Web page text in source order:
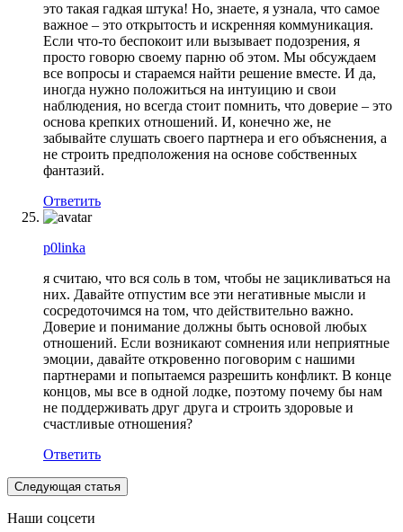
это такая гадкая штука! Но, знаете, я узнала, что самое
важное – это открытость и искренняя коммуникация.
Если что-то беспокоит или вызывает подозрения, я
просто говорю своему парню об этом. Мы обсуждаем
все вопросы и стараемся найти решение вместе. И да,
иногда нужно положиться на интуицию и свои
наблюдения, но всегда стоит помнить, что доверие – это
основа крепких отношений. И, конечно же, не
забывайте слушать своего партнера и его объяснения, а
не строить предположения на основе собственных
фантазий.
Ответить
p0linka
я считаю, что вся соль в том, чтобы не зацикливаться на
них. Давайте отпустим все эти негативные мысли и
сосредоточимся на том, что действительно важно.
Доверие и понимание должны быть основой любых
отношений. Если возникают сомнения или неприятные
эмоции, давайте откровенно поговорим с нашими
партнерами и попытаемся разрешить конфликт. В конце
концов, мы все в одной лодке, поэтому почему бы нам
не поддерживать друг друга и строить здоровые и
счастливые отношения?
Ответить
Следующая статья
Наши соцсети